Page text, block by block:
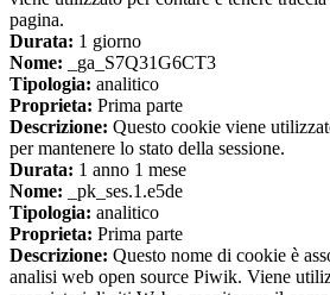
pagina.
Durata: 1 giorno
Nome: _ga_S7Q31G6CT3
Tipologia: analitico
Proprieta: Prima parte
Descrizione: Questo cookie viene
per mantenere lo stato della sessione.
Durata: 1 anno 1 mese
Nome: _pk_ses.1.e5de
Tipologia: analitico
Proprieta: Prima parte
Descrizione: Questo nome di cookie è
analisi web open source Piwik. Viene